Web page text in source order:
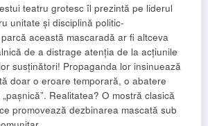
teatru grotesc îl prezintă pe liderul
unitate și disciplină politic-
această mascaradă ar fi altceva
de a distrage atenția de la acțiunile
susținători! Propaganda lor insinuează
doar o eroare temporară, o abatere
Realitatea? O mostră clasică
promovează dezbinarea mascată sub